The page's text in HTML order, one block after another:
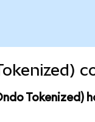
Tokenized)